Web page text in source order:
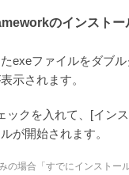
のインストー
exeファイルをダブ
示されます。
ックを入れて、[イン
が開始されます。
の場合「すでにインストー